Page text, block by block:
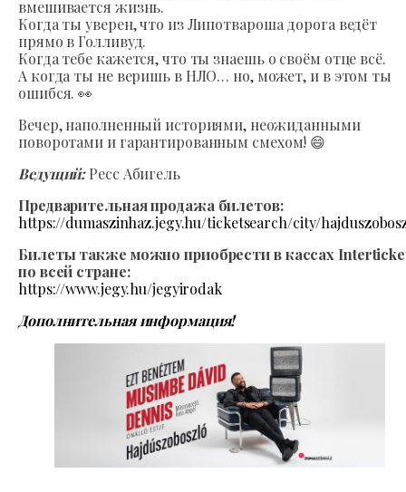
вмешивается жизнь.
Когда ты уверен, что из Липотвароша дорога ведёт
прямо в Голливуд.
Когда тебе кажется, что ты знаешь о своём отце всё.
А когда ты не веришь в НЛО… но, может, и в этом ты
ошибся. 👀
Вечер, наполненный историями, неожиданными
поворотами и гарантированным смехом! 😄
Ведущий:Ресс Абигель
Предварительная продажа билетов:
https://dumaszinhaz.jegy.hu/ticketsearch/city/
Билеты также можно приобрести в кассах
по всей стране:
https://www.jegy.hu/jegyirodak
Дополнительная информация!